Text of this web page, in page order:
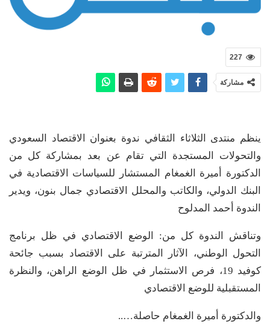
227
مشاركة
ينظم منتدى الثلاثاء الثقافي ندوة بعنوان الاقتصاد السعودي
والتحولات المستجدة التي تقام عن بعد بمشاركة كل من
الدكتورة أميرة الغمغام المستشار للسياسات الاقتصادية في
البنك الدولي، والكاتب والمحلل الاقتصادي جمال بنون، ويدير
الندوة أحمد المدلوح
وتناقش الندوة كل من: الوضع الاقتصادي في ظل برنامج
التحول الوطني، الآثار المترتبة على الاقتصاد بسبب جائحة
كوفيد 19، فرص الاستثمار في ظل الوضع الراهن، والنظرة
المستقبلية للوضع الاقتصادي
والدكتورة أميرة الغمغام حاصلة…..